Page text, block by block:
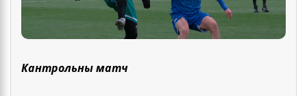
Кантрольны матч